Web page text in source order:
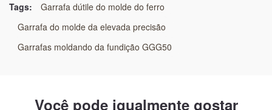
Material:
AÇO DE GG25 /GGG50/WELDING
Tags:
Garrafa dútile do molde do ferro
Garrafa do molde da elevada precisão
Garrafas moldando da fundição GGG50
Você pode igualmente gostar